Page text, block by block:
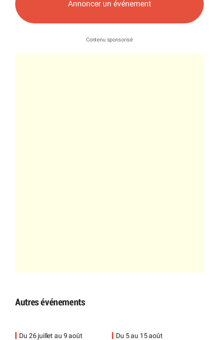
Annoncer un événement
Autres événements
Du 26 juillet au 9 août Du 5 au 15 août